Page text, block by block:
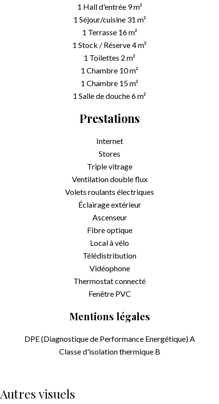
1 Hall d'entrée 9 m²
1 Séjour/cuisine 31 m²
1 Terrasse 16 m²
1 Stock / Réserve4 m²
1 Toilettes 2 m²
1 Chambre 10 m²
1 Chambre 15 m²
1 Salle de douche6 m²
Prestations
Internet
Stores
Triple vitrage
Ventilation double flux
Volets roulants électriques
Éclairage extérieur
Ascenseur
Fibre optique
Local à vélo
Télédistribution
Vidéophone
Thermostat connecté
Fenêtre PVC
Mentions légales
DPE (Diagnostique de Performance Energétique)A
Classe d'isolation thermique B
Autres visuels